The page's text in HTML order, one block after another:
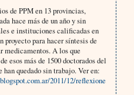
de PPM en 13 provincias,
hace más de un año y sin
e instituciones calificadas en
proyecto para hacer síntesis de
medicamentos. A los que
esos más de 1500 doctorados del
quedado sin trabajo. Ver en:
2011/12/reflexione